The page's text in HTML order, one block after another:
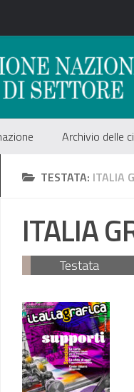
Archivio delle
TESTATA: ITALIA
ITALIA
Testata